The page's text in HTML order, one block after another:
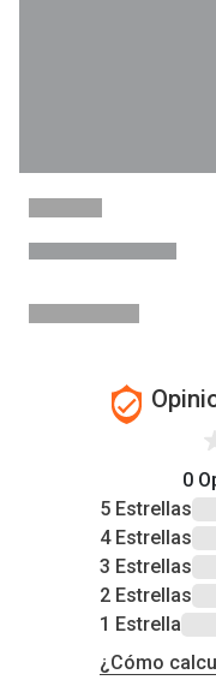
0
5 Estrellas
4 Estrellas
3 Estrellas
2 Estrellas
1 Estrella
¿Cómo